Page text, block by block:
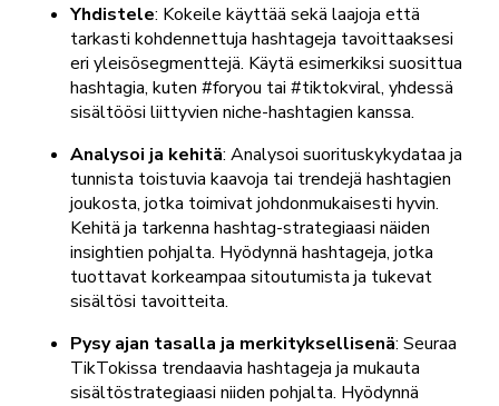
Yhdistele: Kokeile käyttää sekä laajoja että
tarkasti kohdennettuja hashtageja tavoittaaksesi
eri yleisösegmenttejä. Käytä esimerkiksi suosittua
hashtagia, kuten #foryou tai #tiktokviral, yhdessä
sisältöösi liittyvien niche-hashtagien kanssa.
Analysoi ja kehitä: Analysoi suorituskykydataa ja
tunnista toistuvia kaavoja tai trendejä hashtagien
joukosta, jotka toimivat johdonmukaisesti hyvin.
Kehitä ja tarkenna hashtag-strategiaasi näiden
insightien pohjalta. Hyödynnä hashtageja, jotka
tuottavat korkeampaa sitoutumista ja tukevat
sisältösi tavoitteita.
Pysy ajan tasalla ja merkityksellisenä: Seuraa
TikTokissa trendaavia hashtageja ja mukauta
sisältöstrategiaasi niiden pohjalta. Hyödynnä